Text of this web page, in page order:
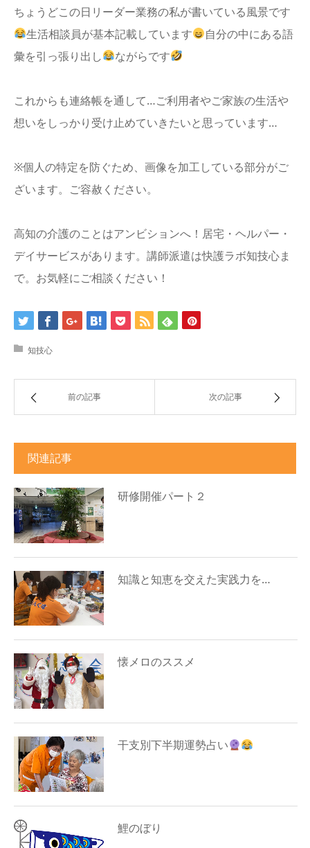
ちょうどこの日リーダー業務の私が書いている風景です
生活相談員が基本記載しています
自分の中にある語
彙を引っ張り出し
ながらです
これからも連絡帳を通して…ご利用者やご家族の生活や
想いをしっかり受け止めていきたいと思っています…
※個人の特定を防ぐため、画像を加工している部分がご
ざいます。ご容赦ください。
高知の介護のことはアンビションへ！居宅・ヘルパー・
デイサービスがあります。講師派遣は快護ラボ知技心ま
で。お気軽にご相談ください！
知技心
前の記事 次の記事
関連記事
研修開催パート２
知識と知恵を交えた実践力を…
懐メロのススメ
干支別下半期運勢占い
鯉のぼり